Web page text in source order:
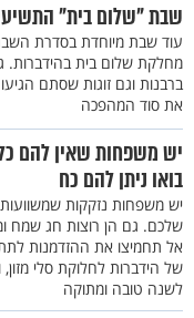
שבת "שלום בית"
עוד שבת מיוחדת בסדרת
מחלקת שלום בית בהידברות.
ברבנות וגם זוגות שסתם
את סוד המהפכה
יש משפחות שאין להם
בואו ניתן להם כח
יש משפחות נזקקות
שלכם. גם הן רוצות חג שמח
אל תחמיצו את ההזדמנות
של הידברות לחלוקת סלי מזון,
לשנה טובה ומתוקה